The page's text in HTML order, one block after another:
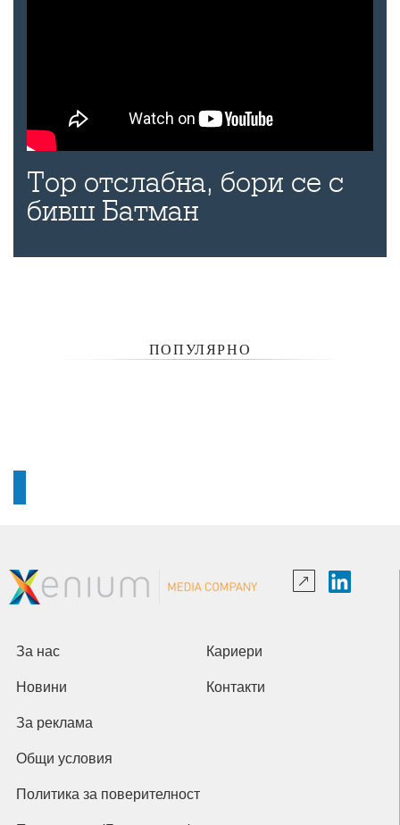
Тор отслабна, бори се с
бивш Батман
ПОПУЛЯРНО
За нас Кариери
Новини Контакти
За реклама
Общи условия
Политика за поверителност